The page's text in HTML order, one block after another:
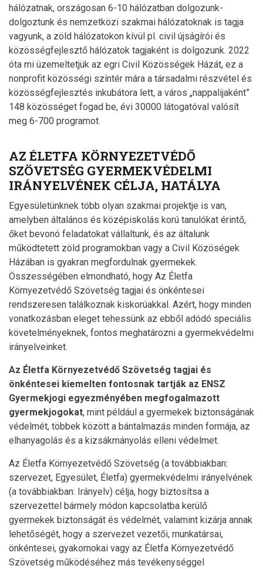
hálózatnak, országosan 6-10 hálózatban dolgozunk-
dolgoztunk és nemzetközi szakmai hálózatoknak is tagja
vagyunk, a zöld hálózatokon kívül pl. civil újságírói és
közösségfejlesztő hálózatok tagjaként is dolgozunk. 2022
óta mi üzemeltetjük az egri Civil Közösségek Házát, ez a
nonprofit közösségi színtér mára a társadalmi részvétel és
közösségfejlesztés inkubátora lett, a város „nappalijaként”
148 közösséget fogad be, évi 30000 látogatóval valósít
meg 6-700 programot.
AZ ÉLETFA KÖRNYEZETVÉDŐ
SZÖVETSÉG GYERMEKVÉDELMI
IRÁNYELVÉNEK CÉLJA, HATÁLYA
Egyesületünknek több olyan szakmai projektje is van,
amelyben általános és középiskolás korú tanulókat érintő,
őket bevonó feladatokat vállaltunk, és az általunk
működtetett zöld programokban vagy a Civil Közöségek
Házában is gyakran megfordulnak gyermekek.
Összességében elmondható, hogy Az Életfa
Környezetvédő Szövetség tagjai és önkéntesei
rendszeresen találkoznak kiskorúakkal. Azért, hogy minden
vonatkozásban eleget tehessünk az ebből adódó speciális
követelményeknek, fontos meghatározni a gyermekvédelmi
irányelveinket.
Az Életfa Környezetvédő Szövetség tagjai és
önkéntesei kiemelten fontosnak tartják az ENSZ
Gyermekjogi egyezményében megfogalmazott
gyermekjogokat, mint például a gyermekek biztonságának
védelmét, többek között a bántalmazás minden formája, az
elhanyagolás és a kizsákmányolás elleni védelmet.
Az Életfa Környezetvédő Szövetség (a továbbiakban:
szervezet, Egyesület, Életfa) gyermekvédelmi irányelvének
(a továbbiakban: Irányelv) célja, hogy biztosítsa a
szervezettel bármely módon kapcsolatba kerülő
gyermekek biztonságát és védelmét, valamint kizárja annak
lehetőségét, hogy a szervezet vezetői, munkatársai,
önkéntesei, gyakornokai vagy az Életfa Környezetvédő
Szövetség működéséhez más tevékenységgel